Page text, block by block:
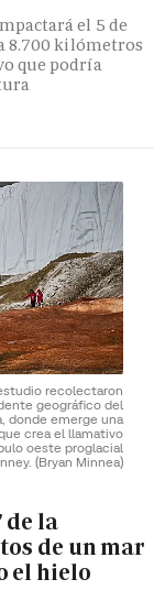
el 5 de
8.700 kilómetros
que podría
recolectaron
geográfico del
donde emerge una
crea el llamativo
oeste proglacial
(Bryan Minnea)
de la
de un mar
el hielo